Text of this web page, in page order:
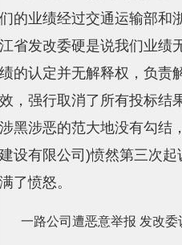
们的业绩经过交通运输部和
江省发改委硬是说我们业绩
绩的认定并无解释权，负责
效，强行取消了所有投标结
涉黑涉恶的范大地没有勾结
建设有限公司)愤然第三次
满了愤怒。
一路公司遭恶意举报 发改委